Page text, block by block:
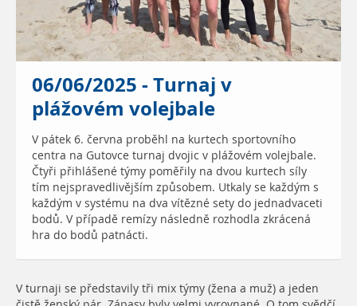
06/06/2025 - Turnaj v
plážovém volejbale
V pátek 6. června proběhl na kurtech sportovního
centra na Gutovce turnaj dvojic v plážovém volejbale.
Čtyři přihlášené týmy poměřily na dvou kurtech síly
tím nejspravedlivějším způsobem. Utkaly se každým s
každým v systému na dva vítězné sety do jednadvaceti
bodů. V případě remízy následně rozhodla zkrácená
hra do bodů patnácti.
V turnaji se představily tři mix týmy (žena a muž) a jeden